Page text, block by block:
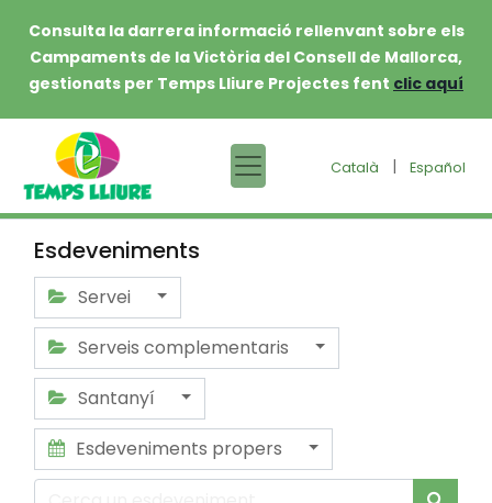
Consulta la darrera informació rellenvant sobre els
Campaments de la Victòria del Consell de Mallorca,
gestionats per Temps Lliure Projectes fent clic aquí
Català | Español
Esdeveniments
Servei
Serveis complementaris
Santanyí
Esdeveniments propers